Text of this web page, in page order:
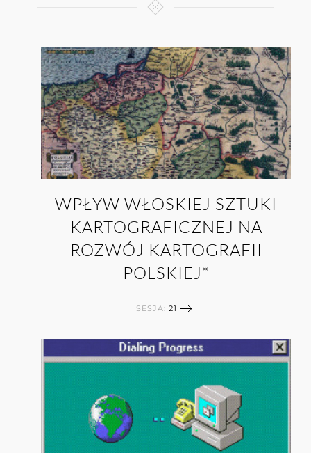
WPŁYW WŁOSKIEJ SZTUKI
KARTOGRAFICZNEJ NA
ROZWÓJ KARTOGRAFII
POLSKIEJ*
SESJA: 21